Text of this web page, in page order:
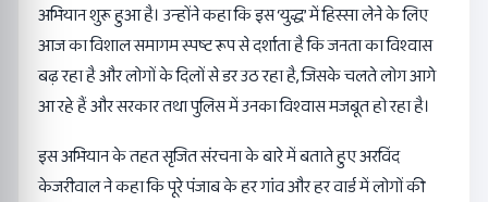
अभियान शुरू हुआ है। उन्होंने कहा कि इस ‘युद्ध’ में हिस्सा लेने के लिए
आज का विशाल समागम स्पष्ट रूप से दर्शाता है कि जनता का विश्वास
बढ़ रहा है और लोगों के दिलों से डर उठ रहा है, जिसके चलते लोग आगे
आ रहे हैं और सरकार तथा पुलिस में उनका विश्वास मजबूत हो रहा है।
इस अभियान के तहत सृजित संरचना के बारे में बताते हुए अरविंद
केजरीवाल ने कहा कि पूरे पंजाब के हर गांव और हर वार्ड में लोगों की